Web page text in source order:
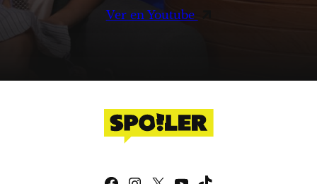
Ver en Youtube
Facebook
Instagram
X YouTube